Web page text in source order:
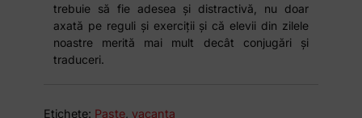
trebuie să fie adesea și distractivă, nu doar
axată pe reguli și exerciții și că elevii din zilele
noastre merită mai mult decât conjugări și
traduceri.
Etichete: Paste,vacanta